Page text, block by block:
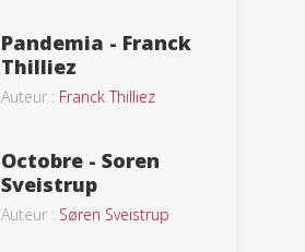
Pandemia - Franck
Thilliez
Auteur : Franck Thilliez
Octobre - Soren
Sveistrup
Auteur : Søren Sveistrup